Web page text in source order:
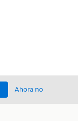
Ahora no